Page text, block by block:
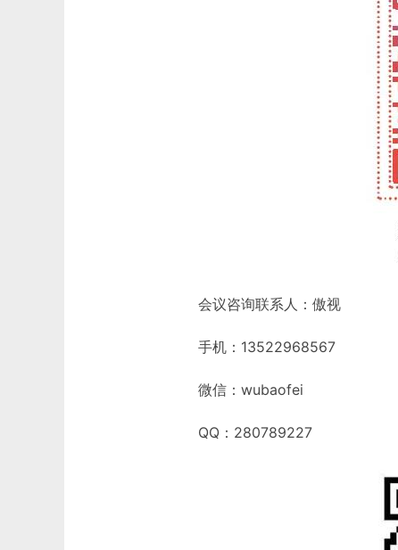
会议咨询联系人：傲视
手机：13522968567
微信：wubaofei
QQ：280789227